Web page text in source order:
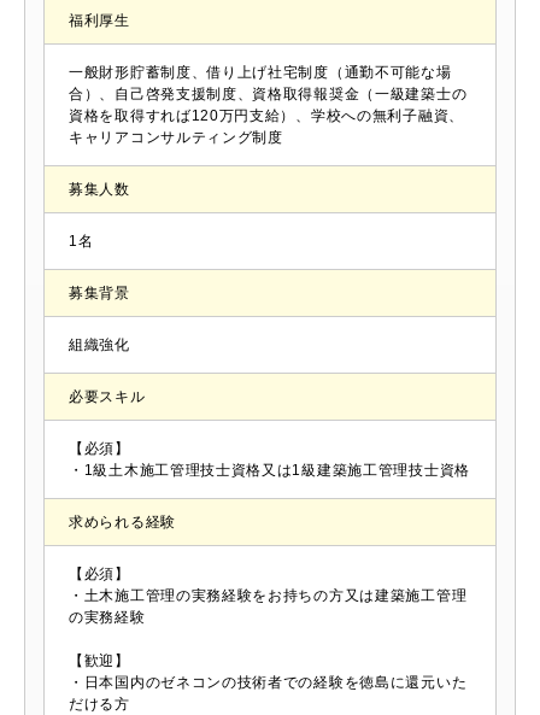
福利厚生
一般財形貯蓄制度、借り上げ社宅制度（通勤不可能な場
合）、自己啓発支援制度、資格取得報奨金（一級建築士の
資格を取得すれば120万円支給）、学校への無利子融資、
キャリアコンサルティング制度
募集人数
1名
募集背景
組織強化
必要スキル
【必須】
・1級土木施工管理技士資格又は1級建築施工管理技士資格
求められる経験
【必須】
・土木施工管理の実務経験をお持ちの方又は建築施工管理
の実務経験
【歓迎】
・日本国内のゼネコンの技術者での経験を徳島に還元いた
だける方